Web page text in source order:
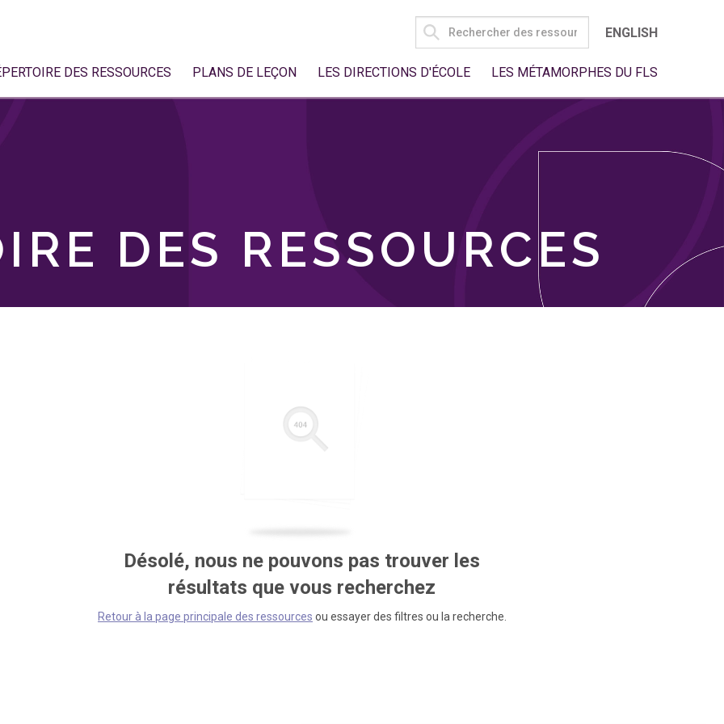
SEARCH
FOR:
ENGLISH
DES RESSOURCES PLANS DE LEÇON LES DIRECTIONS D'ÉCOLE LES MÉTAMORPHES DU FLS
DES RESSOURCES
Désolé, nous ne pouvons pas trouver les
résultats que vous recherchez
Retour à la page principale des ressources ou essayer des filtres ou la recherche.